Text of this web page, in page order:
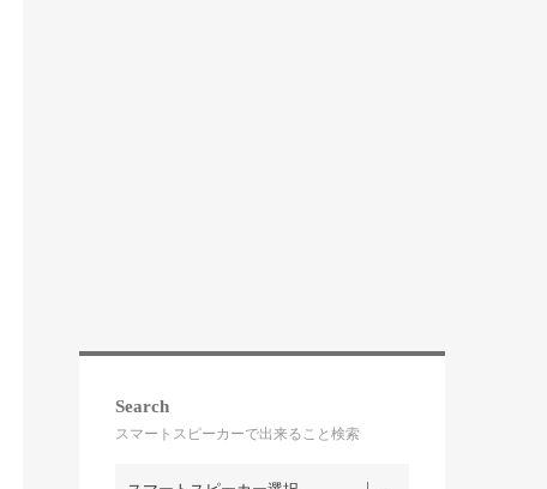
Search
スマートスピーカーで出来ること検索